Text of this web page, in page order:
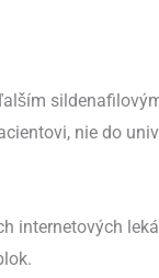
nie do
internetových